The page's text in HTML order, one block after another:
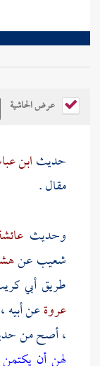
عرض الحاشية
حديثابن
مقال .
وحديث
شعيبعن
طريقأبي
عروةعن أبيه
، أصح من
لهن أن